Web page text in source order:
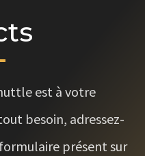
est à votre
besoin, adressez-
présent sur